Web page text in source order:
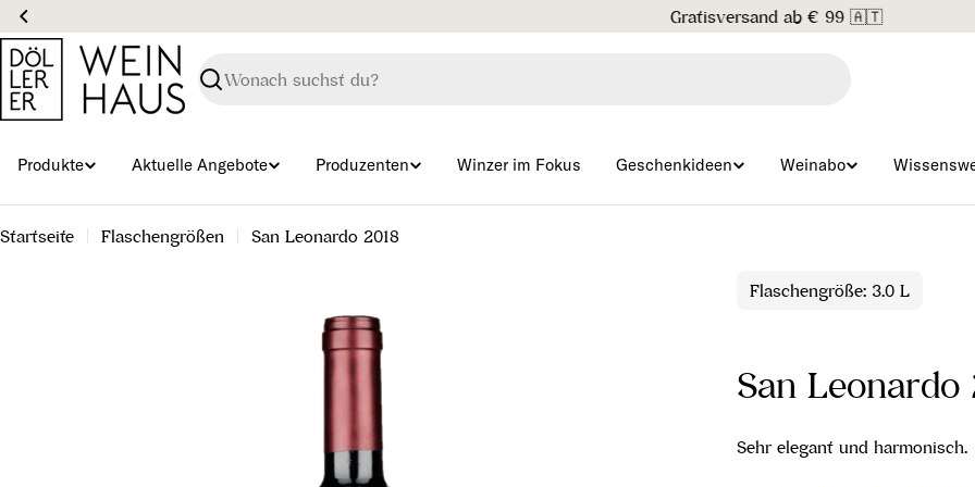
Zum
Inhalt
springen
Gratisversand ab € 99 🇦🇹
Suchen
Produkte Aktuelle Angebote Produzenten Winzer im Fokus Geschenkideen Weinabo
Startseite Flaschengrößen San Leonardo 2018
Flaschengröße: 3.0 L
San Leonardo
Sehr elegant und harmonisch.